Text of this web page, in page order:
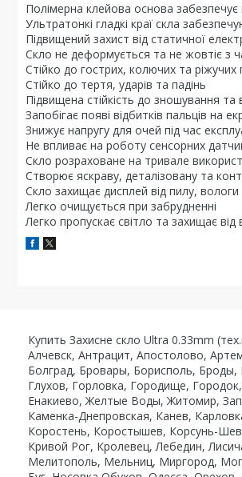
Полімерна клейова основа
Ультратонкі гладкі краї скла
Підвищений захист від статичної
Скло не деформується та не жовтіє з
Стійко до гострих, колючих та ріжучих
Стійко до тертя, ударів та падінь
Підвищена стійкість до зношування та
Запобігає появі відбитків пальців на
Знижує напругу для очей під час
Не впливає на роботу сенсорних
Скло розраховане на тривале
Створює яскраву, деталізовану та
Скло захищає дисплей від пилу,
Легко очищується при забрудненні
Легко пропускає світло та захищає від
Купить Захисне скло Ultra 0.33mm
Алчевск, Антрацит, Апостолово,
Болград, Бровары, Борисполь,
Глухов, Горловка, Городище,
Енакиево, Желтые Воды, Житомир,
Каменка-Днепровская, Канев,
Коростень, Коростышев, Корсунь-
Кривой Рог, Кролевец, Лебедин,
Мелитополь, Мельниц, Миргород,